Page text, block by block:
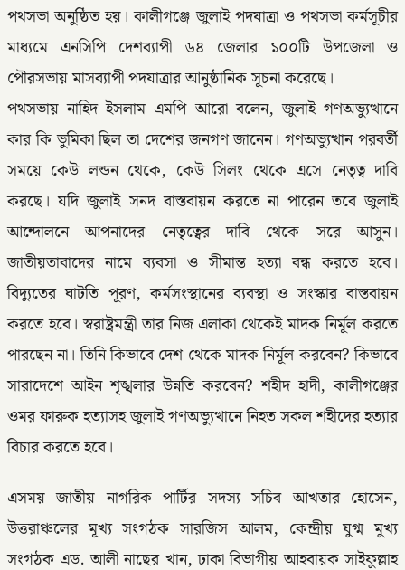
পথসভা অনুষ্ঠিত হয়। কালীগঞ্জে জুলাই পদযাত্রা ও পথসভা কর্মসূচীর
মাধ্যমে এনসিপি দেশব্যাপী ৬৪ জেলার ১০০টি উপজেলা ও
পৌরসভায় মাসব্যাপী পদযাত্রার আনুষ্ঠানিক সূচনা করেছে।
পথসভায় নাহিদ ইসলাম এমপি আরো বলেন, জুলাই গণঅভ্যুত্থানে
কার কি ভুমিকা ছিল তা দেশের জনগণ জানেন। গণঅভ্যুত্থান পরবর্তী
সময়ে কেউ লন্ডন থেকে, কেউ সিলং থেকে এসে নেতৃত্ব দাবি
করছে। যদি জুলাই সনদ বাস্তবায়ন করতে না পারেন তবে জুলাই
আন্দোলনে আপনাদের নেতৃত্বের দাবি থেকে সরে আসুন।
জাতীয়তাবাদের নামে ব্যবসা ও সীমান্ত হত্যা বন্ধ করতে হবে।
বিদ্যুতের ঘাটতি পূরণ, কর্মসংস্থানের ব্যবস্থা ও সংস্কার বাস্তবায়ন
করতে হবে। স্বরাষ্ট্রমন্ত্রী তার নিজ এলাকা থেকেই মাদক নির্মূল করতে
পারছেন না। তিনি কিভাবে দেশ থেকে মাদক নির্মূল করবেন? কিভাবে
সারাদেশে আইন শৃঙ্খলার উন্নতি করবেন? শহীদ হাদী, কালীগঞ্জের
ওমর ফারুক হত্যাসহ জুলাই গণঅভ্যুত্থানে নিহত সকল শহীদের হত্যার
বিচার করতে হবে।
এসময় জাতীয় নাগরিক পার্টির সদস্য সচিব আখতার হোসেন,
উত্তরাঞ্চলের মূখ্য সংগঠক সারজিস আলম, কেন্দ্রীয় যুগ্ম মুখ্য
সংগঠক এড. আলী নাছের খান, ঢাকা বিভাগীয় আহবায়ক সাইফুল্লাহ